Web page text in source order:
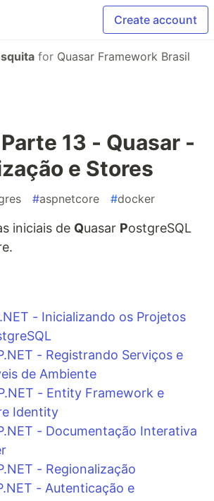
Create account
for Quasar Framework Brasil
13 - Quasar -
e Stores
#aspnetcore #docker
iniciais de Quasar PostgreSQL
- Inicializando os Projetos
- Registrando Serviços e
de Ambiente
- Entity Framework e
Identity
- Documentação Interativa
- Regionalização
- Autenticação e